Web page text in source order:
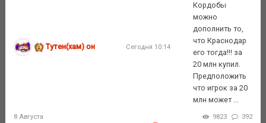
Тутен(хам) он Сегодня 10:14
Кордобы
можно
дополнить то,
что Краснодар
его тогда!!! за
20 млн купил.
Предположить
что игрок за 20
млн может ...
8 Августа 9823 392